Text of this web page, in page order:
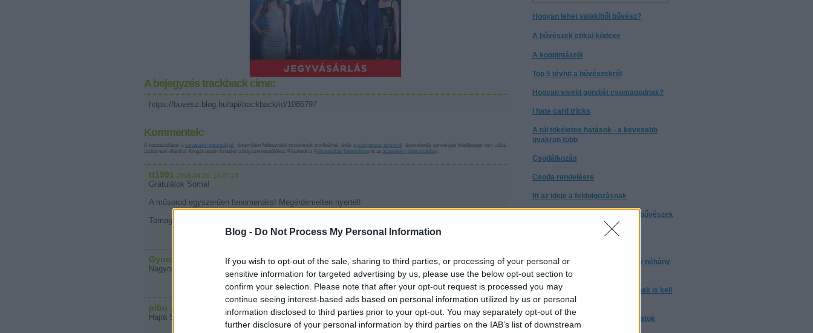
Blog - Do Not Process My Personal Information
If you wish to opt-out of the sale, sharing to third parties, or processing of your personal or
sensitive information for targeted advertising by us, please use the below opt-out section to
confirm your selection. Please note that after your opt-out request is processed you may
continue seeing interest-based ads based on personal information utilized by us or personal
information disclosed to third parties prior to your opt-out. You may separately opt-out of the
further disclosure of your personal information by third parties on the IAB’s list of downstream
Hogyan lehet valakiből bűvész?
A bűvészek etikai kódexe
A koppintásról
Top 5 tévhit a bűvészekről
Hogyan viseld gondját csomagodnak?
I hate card tricks
A túl tökéletes hatások - a kevesebb
gyakran több
Csodálkozás
Csoda rendelésre
Itt az ideje a feldolgozásnak
Tényleg: miért nem árulják el a bűvészek
Az a bizonyos 10 000 óra, avagy néhány
gondolat a gyakorlásról
Nem elég ártatlannak lenni. Annak is kell
tűnni
Tanulj trükköt! - trükkmagyarázatok
A bejegyzés trackback címe:
https://buvesz.blog.hu/api/trackback/id/1086797
Kommentek:
A hozzászólások a vonatkozó jogszabályok értelmében felhasználói tartalomnak minősülnek, értük a szolgáltatás technikai
üzemeltetője semmilyen felelősséget nem vállal,
azokat nem ellenőrzi. Kifogás esetén forduljon a blog szerkesztőjéhez. Részletek a Felhasználási feltételekben és az adatvédelmi tájékoztatóban.
tt1991 2009.04.26. 14:37:24
Gratulálok Soma!
A műsorod egyszerűen fenomenális! Megérdemelten nyertél!
Tomagic
Gyurci bűvész (törölt) 2009.04.26. 18:16:29
Nagyon Gratulálok Soma csak így tovább!
Válasz erre
pibu 2009.04.27. 07:08:18
Hajrá Soma!!!